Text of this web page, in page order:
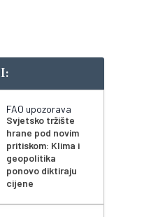
FAO upozorava
Svjetsko tržište
hrane pod novim
pritiskom: Klima i
geopolitika
ponovo diktiraju
cijene